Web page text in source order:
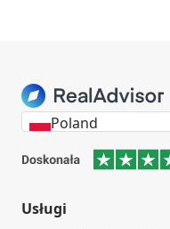
Poland
Usługi